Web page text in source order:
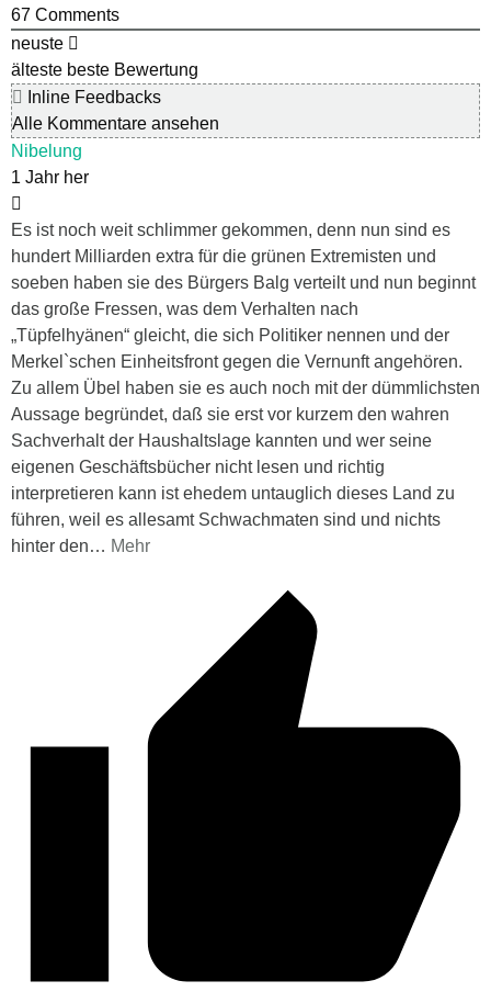
67 Comments
neuste
älteste beste Bewertung
Inline Feedbacks
Alle Kommentare ansehen
Nibelung
1 Jahr her
Es ist noch weit schlimmer gekommen, denn nun sind es
hundert Milliarden extra für die grünen Extremisten und
soeben haben sie des Bürgers Balg verteilt und nun beginnt
das große Fressen, was dem Verhalten nach
„Tüpfelhyänen“ gleicht, die sich Politiker nennen und der
Merkel`schen Einheitsfront gegen die Vernunft angehören.
Zu allem Übel haben sie es auch noch mit der dümmlichsten
Aussage begründet, daß sie erst vor kurzem den wahren
Sachverhalt der Haushaltslage kannten und wer seine
eigenen Geschäftsbücher nicht lesen und richtig
interpretieren kann ist ehedem untauglich dieses Land zu
führen, weil es allesamt Schwachmaten sind und nichts
hinter den… Mehr